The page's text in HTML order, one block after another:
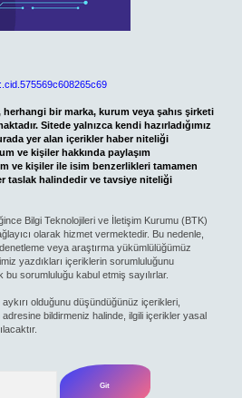
bir marka, kurum veya şahıs şirketi
Sitede yalnızca kendi hazırladığımız
yer alan içerikler haber niteliği
ve kişiler hakkında paylaşım
ve kişiler ile isim benzerlikleri tamamen
taslak halindedir ve tavsiye niteliği
Bilgi Teknolojileri ve İletişim Kurumu (BTK)
olarak hizmet vermektedir. Bu nedenle,
veya araştırma yükümlülüğümüz
yazdıkları içeriklerin sorumluluğunu
sorumluluğu kabul etmiş sayılırlar.
olduğunu düşündüğünüz içerikleri,
adresine bildirmeniz halinde, ilgili içerikler yasal